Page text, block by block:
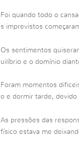
Foi quando todo o
s imprevistos
Os sentimentos
uilíbrio e o domínio
Foram momentos
o e dormir tarde, devido
As pressões das
físico estava me